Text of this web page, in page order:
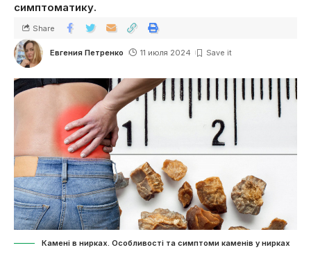
симптоматику.
Евгения Петренко 11 июля 2024
Share
Камені в нирках. Особливості та симптоми каменів у нирках